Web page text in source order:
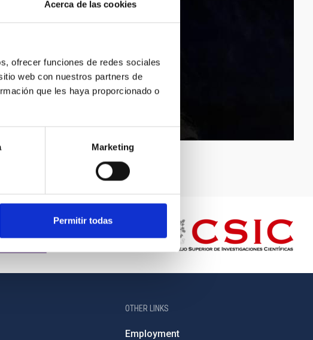
Acerca de las cookies
ofrecer funciones de redes sociales
web con nuestros partners de
que les haya proporcionado o
Marketing
Permitir todas
OTHER LINKS
Employment